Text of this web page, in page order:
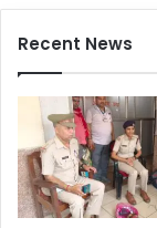
Recent News